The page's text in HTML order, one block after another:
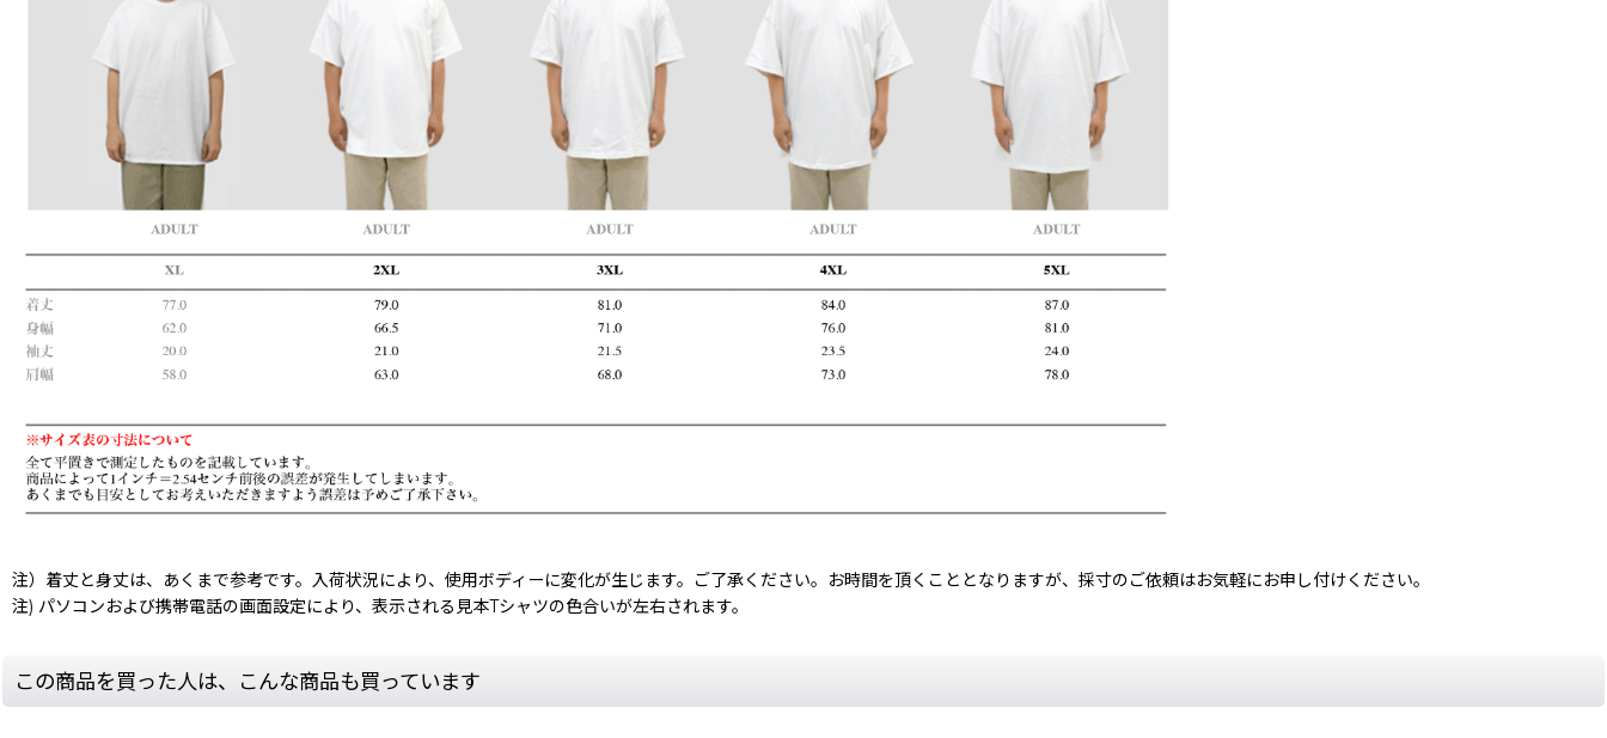
注）着丈と身丈は、あくまで参考です。入荷状況により、使用ボディーに変化が生じます。ご了承ください。お時間を頂くこととなりますが、採寸のご依頼はお気軽にお申し付けください。
注) パソコンおよび携帯電話の画面設定により、表示される見本Tシャツの色合いが左右されます。
この商品を買った人は、こんな商品も買っています